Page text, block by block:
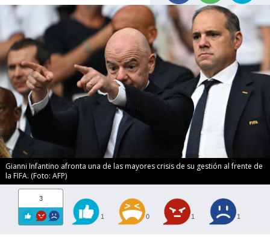
Gianni Infantino afronta una de las mayores crisis de su gestión al frente de
la FIFA. (Foto: AFP)
3
1 0 1 1